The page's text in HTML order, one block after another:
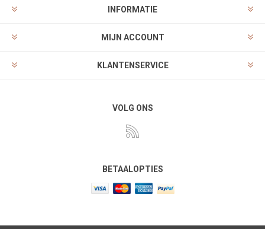
INFORMATIE
MIJN ACCOUNT
KLANTENSERVICE
VOLG ONS
BETAALOPTIES